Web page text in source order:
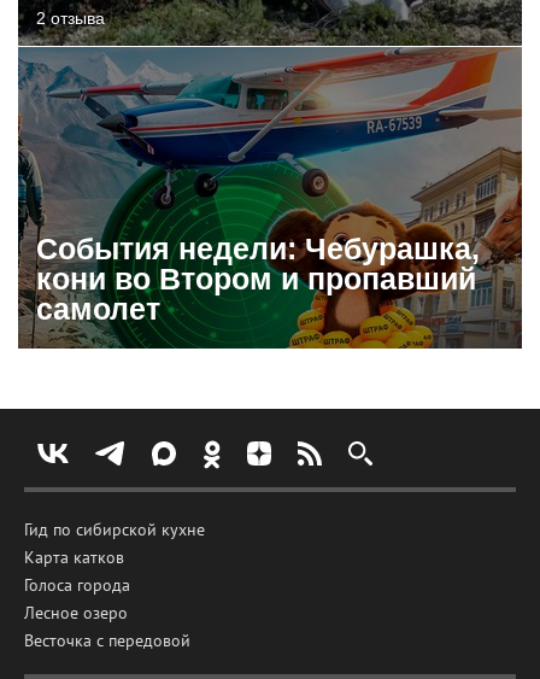
2 отзыва
События недели: Чебурашка,
кони во Втором и пропавший
самолет
Гид по сибирской кухне
Карта катков
Голоса города
Лесное озеро
Весточка с передовой